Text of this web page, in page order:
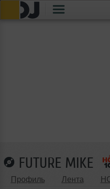
FUTURE MIKE
Профиль Лента